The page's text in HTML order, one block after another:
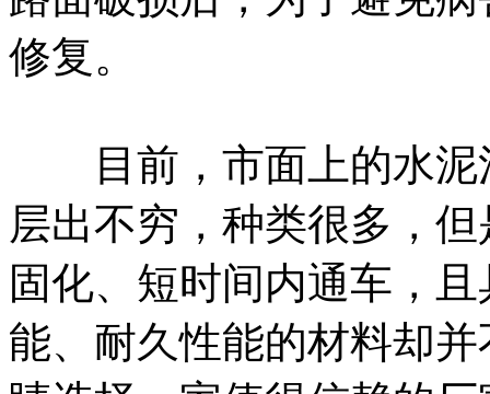
修复。
目前，市面上的水泥
层出不穷，种类很多，
固化、短时间内通车，
能、耐久性能的材料却